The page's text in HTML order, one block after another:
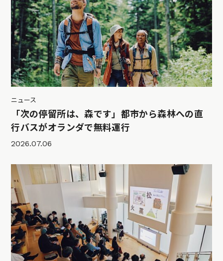
ニュース
「次の停留所は、森です」都市から森林への直
行バスがオランダで無料運行
2026.07.06